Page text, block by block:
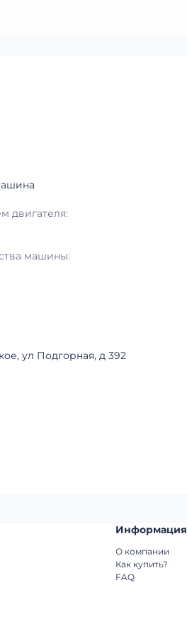
двигателя:
машины:
ул Подгорная, д 392
Информация
О компании
Как купить?
FAQ